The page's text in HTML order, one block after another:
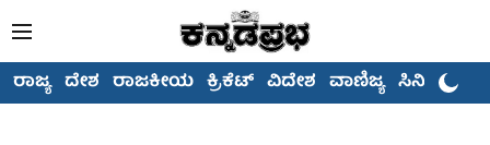
ರಾಜ್ಯ ದೇಶ ರಾಜಕೀಯ ಕ್ರಿಕೆಟ್ ವಿದೇಶ ವಾಣಿಜ್ಯ ಸಿನಿಮಾ